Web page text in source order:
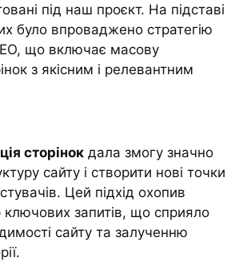
під наш проєкт. На підставі
було впроваджено стратегію
що включає масову
з якісним і релевантним
сторінок дала змогу значно
сайту і створити нові точки
Цей підхід охопив
запитів, що сприяло
сайту та залученню